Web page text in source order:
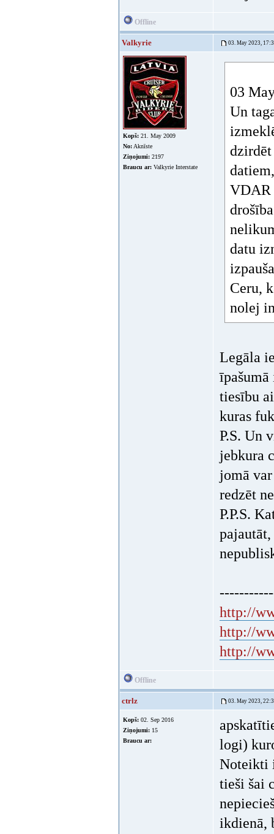
Offline
Valkyrie 03. May 2023,
Kopš: 21. May 2009
No: Aknīste
Ziņojumi: 2197
Braucu ar: Valkyrie Interstate
03
Un
VDAR
datu
Ceru,
nolej
Legāla
tiesību
kuras
P.S. Un
jebkura
jomā
redzēt
P.P.S.
http://
http://
http://
Offline
ctrlz 03. May 2023,
Kopš: 02. Sep 2016
Ziņojumi: 15
Braucu ar:
logi)
Noteikti
tieši šai
ikdienā,